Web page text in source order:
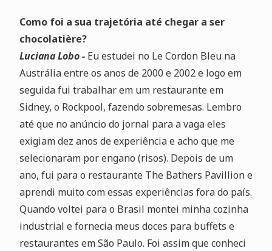
Como foi a sua trajetória até chegar a ser
chocolatière?
Luciana Lobo - Eu estudei no Le Cordon Bleu na
Austrália entre os anos de 2000 e 2002 e logo em
seguida fui trabalhar em um restaurante em
Sidney, o Rockpool, fazendo sobremesas. Lembro
até que no anúncio do jornal para a vaga eles
exigiam dez anos de experiência e acho que me
selecionaram por engano (risos). Depois de um
ano, fui para o restaurante The Bathers Pavillion e
aprendi muito com essas experiências fora do país.
Quando voltei para o Brasil montei minha cozinha
industrial e fornecia meus doces para buffets e
restaurantes em São Paulo. Foi assim que conheci